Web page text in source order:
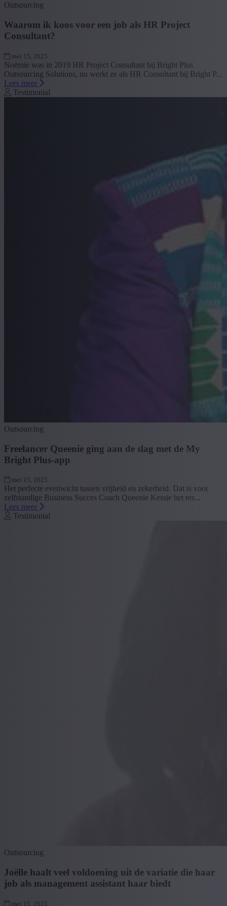
Outsourcing
Waarom ik koos voor een job als HR Project
Consultant?
mei 15, 2025
Noëmie was in 2019 HR Project Consultant bij Bright Plus
Outsourcing Solutions, nu werkt ze als HR Consultant bij Bright P...
Lees meer
Testimonial
Outsourcing
Freelancer Queenie ging aan de slag met de My
Bright Plus-app
mei 15, 2025
Het perfecte evenwicht tussen vrijheid en zekerheid. Dat is voor
zelfstandige Business Succes Coach Queenie Kessie het res...
Lees meer
Testimonial
Outsourcing
Joëlle haalt veel voldoening uit de variatie die haar
job als management assistant haar biedt
mei 15, 2025